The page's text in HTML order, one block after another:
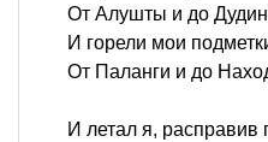
От Алушты и до
И горели мои
От Паланги и до
И летал я, расправив